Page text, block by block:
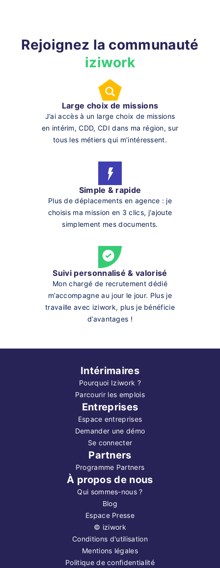
Rejoignez la communauté
iziwork
Large choix de missions
J’ai accès à un large choix de missions
en intérim, CDD, CDI dans ma région, sur
tous les métiers qui m’intéressent.
Simple & rapide
Plus de déplacements en agence : je
choisis ma mission en 3 clics, j'ajoute
simplement mes documents.
Suivi personnalisé & valorisé
Mon chargé de recrutement dédié
m’accompagne au jour le jour. Plus je
travaille avec iziwork, plus je bénéficie
d’avantages !
Intérimaires
Pourquoi Iziwork ?
Parcourir les emplois
Entreprises
Espace entreprises
Demander une démo
Se connecter
Partners
Programme Partners
À propos de nous
Qui sommes-nous ?
Blog
Espace Presse
© iziwork
Conditions d'utilisation
Mentions légales
Politique de confidentialité